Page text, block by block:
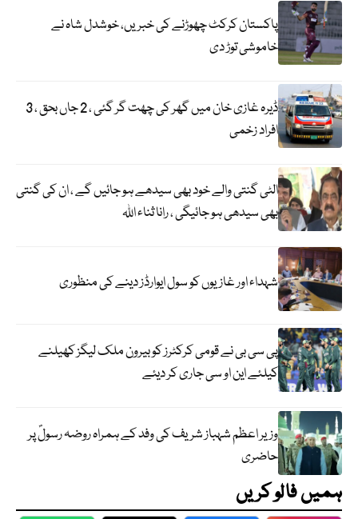
پاکستان کرکٹ چھوڑنے کی خبریں، خوشدل شاہ نے
خاموشی توڑ دی
ڈیرہ غازی خان میں گھر کی چھت گر گئی ، 2 جاں بحق ، 3
افراد زخمی
الٹی گنتی والے خود بھی سیدھے ہو جائیں گے ، ان کی گنتی
بھی سیدھی ہو جائیگی ، رانا ثناء اللہ
شہداء اور غازیوں کو سول ایوارڈز دینے کی منظوری
پی سی بی نے قومی کرکٹرز کو بیرون ملک لیگز کھیلنے
کیلئے این او سی جاری کر دیئے
وزیر اعظم شہباز شریف کی وفد کے ہمراہ روضہ رسولؐ پر
حاضری
ہمیں فالو کریں